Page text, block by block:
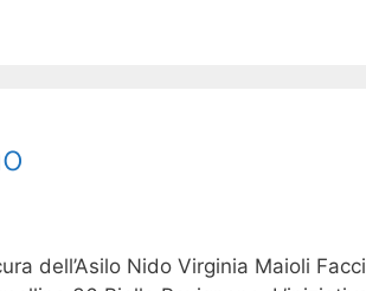
dell’Asilo Nido Virginia Maioli